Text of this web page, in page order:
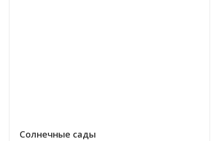
Солнечные сады